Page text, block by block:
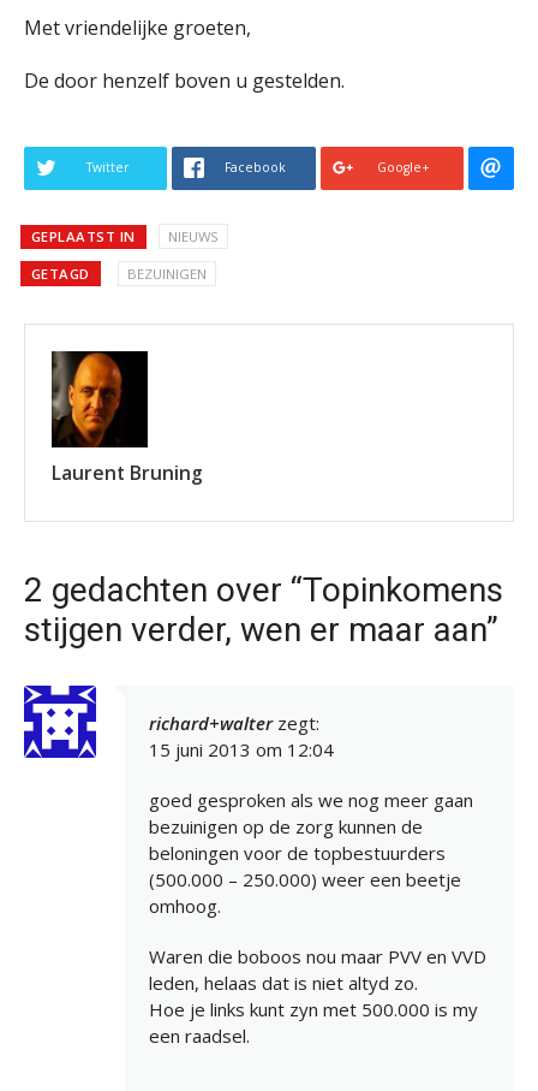
Met vriendelijke groeten,
De door henzelf boven u gestelden.
Twitter Facebook Google+
GEPLAATST IN NIEUWS
GETAGD BEZUINIGEN
Laurent Bruning
2 gedachten over “Topinkomens
stijgen verder, wen er maar aan”
richard+walter zegt:
15 juni 2013 om 12:04
goed gesproken als we nog meer gaan
bezuinigen op de zorg kunnen de
beloningen voor de topbestuurders
(500.000 – 250.000) weer een beetje
omhoog.
Waren die boboos nou maar PVV en VVD
leden, helaas dat is niet altyd zo.
Hoe je links kunt zyn met 500.000 is my
een raadsel.